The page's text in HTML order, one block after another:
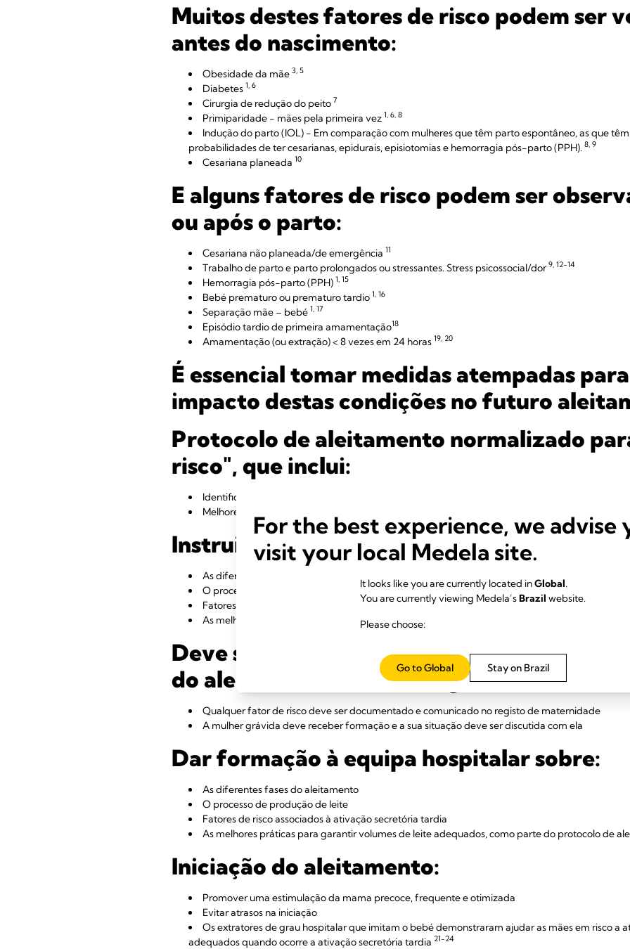
Muitos destes fatores de risco podem ser
antes do nascimento:
Obesidade da mãe 3, 5
Diabetes 1, 6
Cirurgia de redução do peito 7
Primiparidade - mães pela primeira vez 1, 6, 8
Indução do parto (IOL) - Em comparação com mulheres que têm parto espontâneo, as que
probabilidades de ter cesarianas, epidurais, episiotomias e hemorragia pós-parto (PPH). 8, 9
Cesariana planeada 10
E alguns fatores de risco podem ser
ou após o parto:
Cesariana não planeada/de emergência 11
Trabalho de parto e parto prolongados ou stressantes. Stress psicossocial/dor9, 12-14
Hemorragia pós-parto (PPH) 1, 15
Bebé prematuro ou prematuro tardio 1, 16
Separação mãe – bebé 1, 17
Episódio tardio de primeira amamentação18
Amamentação (ou extração) < 8 vezes em 24 horas 19, 20
É essencial tomar medidas atempadas
impacto destas condições no futuro
Protocolo de aleitamento normalizado
risco", que inclui:
Identificação de mulheres em risco durante a gravidez
Melhores práticas de apoio precoce eficaz ao aleitamento para mulheres identificadas com
Instruir as mulheres grávidas e as famílias
As diferentes fases do aleitamento
O processo de produção de leite
Fatores de risco associados à ativação secretória tardia
As melhores práticas para garantir volumes de leite adequados
Deve ser oferecida a todas as mulheres
do aleitamento durante a gravidez:
Qualquer fator de risco deve ser documentado e comunicado no registo de maternidade
A mulher grávida deve receber formação e a sua situação deve ser discutida com ela
Dar formação à equipa hospitalar sobre:
As diferentes fases do aleitamento
O processo de produção de leite
Fatores de risco associados à ativação secretória tardia
As melhores práticas para garantir volumes de leite adequados, como parte do protocolo de
Iniciação do aleitamento:
Promover uma estimulação da mama precoce, frequente e otimizada
Evitar atrasos na iniciação
Os extratores de grau hospitalar que imitam o bebé demonstraram ajudar as mães em risco a
adequados quando ocorre a ativação secretória tardia 21-24
For the best experience, we advise
visit your local Medela site.
It looks like you are currently located inGlobal.
You are currently viewing Medela’sBrazil website.
Please choose:
Stay on Brazil
Go to Global